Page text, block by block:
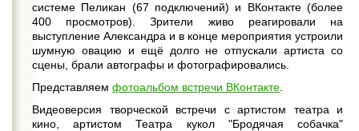
системе Пеликан (67 подключений) и ВКонтакте (более
400 просмотров). Зрители живо реагировали на
выступление Александра и в конце мероприятия устроили
шумную овацию и ещё долго не отпускали артиста со
сцены, брали автографы и фотографировались.
Представляем фотоальбом встречи ВКонтакте
Видеоверсия творческой встречи с артистом театра и
кино, артистом Театра кукол "Бродячая собачка"